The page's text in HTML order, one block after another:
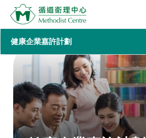
健康企業嘉許計劃